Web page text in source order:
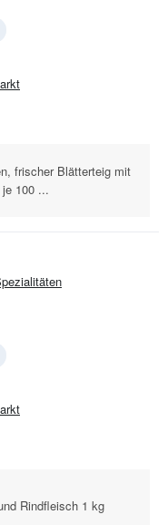
frischer Blätterteig mit
100 ...
Rindfleisch 1 kg